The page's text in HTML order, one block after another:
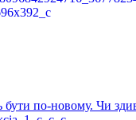
по-новому. Чи